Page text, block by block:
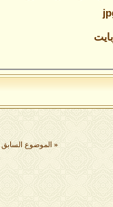
« الموضوع السابق